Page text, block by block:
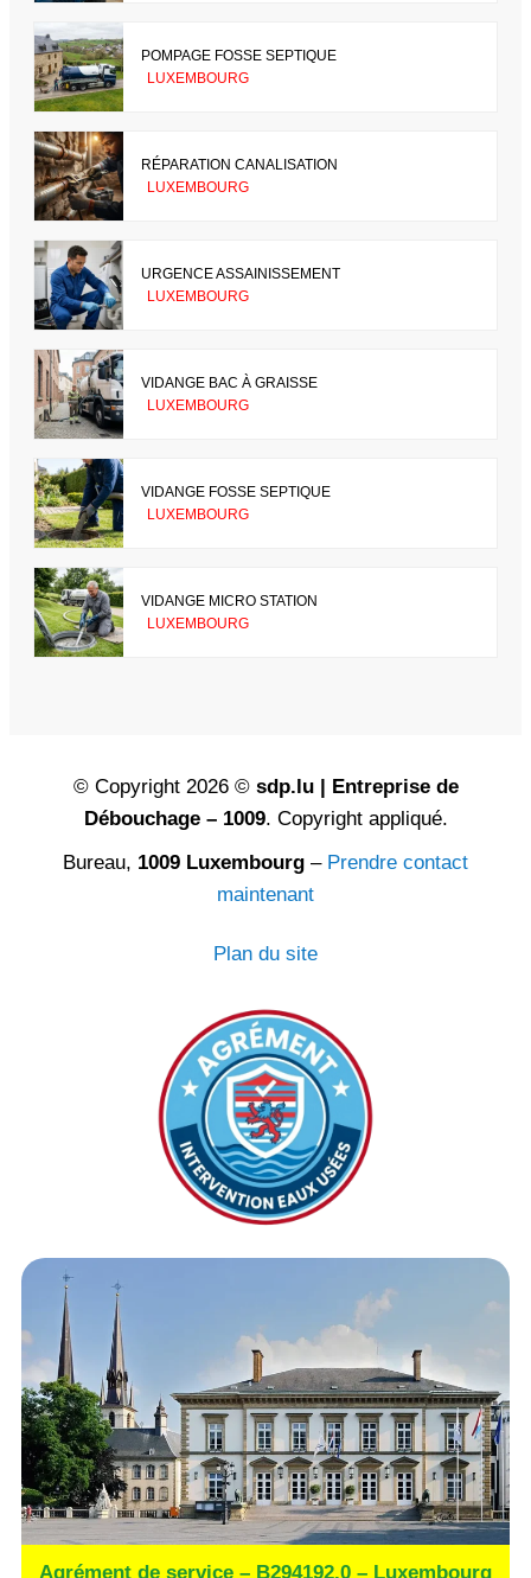
POMPAGE FOSSE SEPTIQUE
LUXEMBOURG
RÉPARATION CANALISATION
LUXEMBOURG
URGENCE ASSAINISSEMENT
LUXEMBOURG
VIDANGE BAC À GRAISSE
LUXEMBOURG
VIDANGE FOSSE SEPTIQUE
LUXEMBOURG
VIDANGE MICRO STATION
LUXEMBOURG
© Copyright 2026 © sdp.lu | Entreprise de
Débouchage – 1009. Copyright appliqué.
Bureau, 1009 Luxembourg – Prendre contact
maintenant
Plan du site
Agrément de service – B294192.0 – Luxembourg